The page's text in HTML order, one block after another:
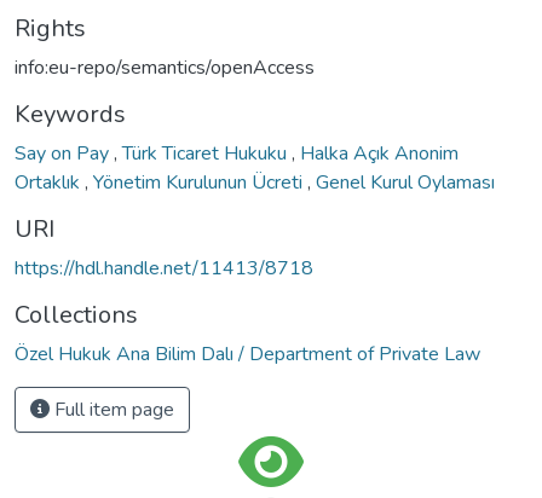
Rights
info:eu-repo/semantics/openAccess
Keywords
Say on Pay,Türk Ticaret Hukuku , Halka Açık Anonim
Ortaklık , Yönetim Kurulunun Ücreti , Genel Kurul Oylaması
URI
https://hdl.handle.net/11413/8718
Collections
Özel Hukuk Ana Bilim Dalı / Department of Private Law
Full item page